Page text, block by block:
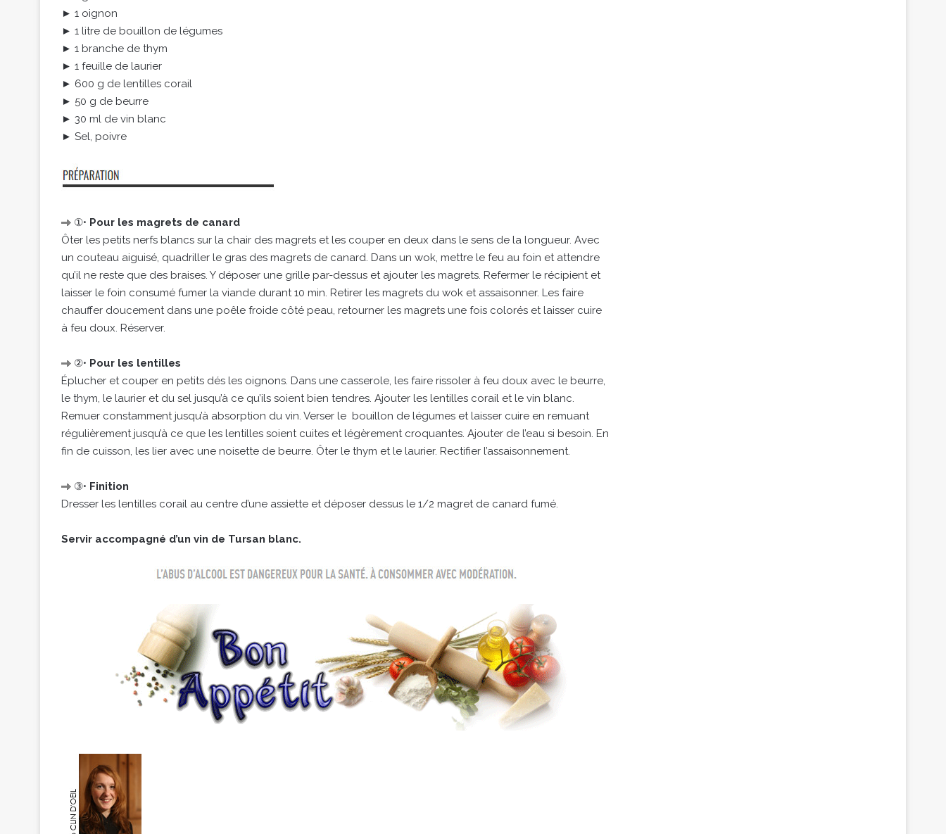
► 1 oignon
► 1 litre de bouillon de légumes
► 1 branche de thym
► 1 feuille de laurier
► 600 g de lentilles corail
► 50 g de beurre
► 30 ml de vin blanc
► Sel, poivre
①• Pour les magrets de canard
Ôter les petits nerfs blancs sur la chair des magrets et les couper en deux dans le sens de la longueur. Avec
un couteau aiguisé, quadriller le gras des magrets de canard. Dans un wok, mettre le feu au foin et attendre
qu’il ne reste que des braises. Y déposer une grille par-dessus et ajouter les magrets. Refermer le récipient et
laisser le foin consumé fumer la viande durant 10 min. Retirer les magrets du wok et assaisonner. Les faire
chauffer doucement dans une poêle froide côté peau, retourner les magrets une fois colorés et laisser cuire
à feu doux. Réserver.
②• Pour les lentilles
Éplucher et couper en petits dés les oignons. Dans une casserole, les faire rissoler à feu doux avec le beurre,
le thym, le laurier et du sel jusqu’à ce qu’ils soient bien tendres. Ajouter les lentilles corail et le vin blanc.
Remuer constamment jusqu’à absorption du vin. Verser le bouillon de légumes et laisser cuire en remuant
régulièrement jusqu’à ce que les lentilles soient cuites et légèrement croquantes. Ajouter de l’eau si besoin. En
fin de cuisson, les lier avec une noisette de beurre. Ôter le thym et le laurier. Rectifier l’assaisonnement.
③• Finition
Dresser les lentilles corail au centre d’une assiette et déposer dessus le 1/2 magret de canard fumé.
Servir accompagné d’un vin de Tursan blanc.